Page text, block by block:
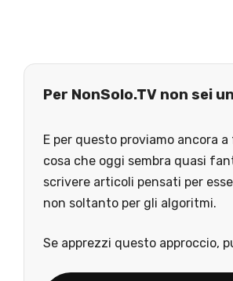
Per NonSolo.TV non sei
E per questo proviamo ancora
cosa che oggi sembra quasi
scrivere articoli pensati per
non soltanto per gli algoritmi.
Se apprezzi questo approccio,